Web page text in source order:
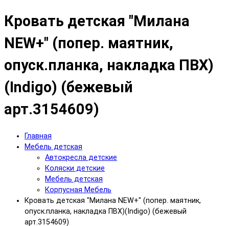
Кровать детская "Милана
NEW+" (попер. маятник,
опуск.планка, накладка ПВХ)
(Indigo) (бежевый
арт.3154609)
Главная
Мебель детская
Автокресла детские
Коляски детские
Мебель детская
Корпусная Мебель
Кровать детская "Милана NEW+" (попер. маятник,
опуск.планка, накладка ПВХ)(Indigo) (бежевый
арт.3154609)